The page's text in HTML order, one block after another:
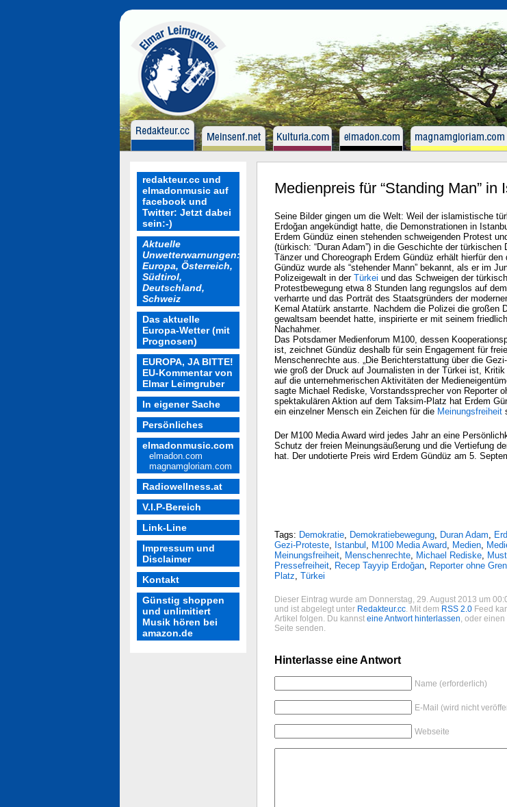
redakteur.cc und
elmadonmusic auf
facebook und
Twitter: Jetzt dabei
sein:-)
Aktuelle
Unwetterwarnungen:
Europa, Österreich,
Südtirol,
Deutschland,
Schweiz
Das aktuelle
Europa-Wetter (mit
Prognosen)
EUROPA, JA BITTE!
EU-Kommentar von
Elmar Leimgruber
In eigener Sache
Persönliches
elmadonmusic.com
elmadon.com
magnamgloriam.com
Radiowellness.at
V.I.P-Bereich
Link-Line
Impressum und
Disclaimer
Kontakt
Günstig shoppen
und unlimitiert
Musik hören bei
amazon.de
Medienpreis für “Standing Man” in
Seine Bilder gingen um die Welt: Weil der islamistische
Erdoğan angekündigt hatte, die Demonstrationen in
Erdem Gündüz einen stehenden schweigenden Protest
(türkisch: “Duran Adam”) in die Geschichte der türkischen
Tänzer und Choreograph Erdem Gündüz erhält hierfür
Gündüz wurde als “stehender Mann” bekannt, als er im
Polizeigewalt in der Türkei und das Schweigen der
Protestbewegung etwa 8 Stunden lang regungslos auf
verharrte und das Porträt des Staatsgründers der
Kemal Atatürk anstarrte. Nachdem die Polizei die großen
gewaltsam beendet hatte, inspirierte er mit seinem
Nachahmer.
Das Potsdamer Medienforum M100, dessen
ist, zeichnet Gündüz deshalb für sein Engagement für
Menschenrechte aus. „Die Berichterstattung über die
wie groß der Druck auf Journalisten in der Türkei ist,
auf die unternehmerischen Aktivitäten der
sagte Michael Rediske, Vorstandssprecher von Reporter
spektakulären Aktion auf dem Taksim-Platz hat Erdem
ein einzelner Mensch ein Zeichen für die Meinungsfreiheit
Der M100 Media Award wird jedes Jahr an eine
Schutz der freien Meinungsäußerung und die Vertiefung
hat. Der undotierte Preis wird Erdem Gündüz am 5.
Tags: Demokratie, Demokratiebewegung, Duran Adam,
Gezi-Proteste, Istanbul , M100 Media Award, Medien,
Meinungsfreiheit, Menschenrechte, Michael Rediske,
Pressefreiheit, Recep Tayyip Erdoğan, Reporter ohne
Platz, Türkei
Dieser Eintrag wurde am Donnerstag, 29. August 2013 um
und ist abgelegt unter Redakteur.cc. Mit dem RSS 2.0 Feed
Artikel folgen. Du kannst eine Antwort hinterlassen, oder einen
Seite senden.
Hinterlasse eine Antwort
Name (erforderlich)
E-Mail (wird nicht
Webseite